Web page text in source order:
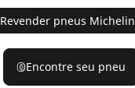
Revender pneus Michelin
Encontre seu pneu